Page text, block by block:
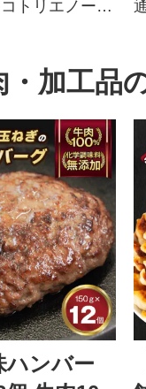
トリエノール
・加工品
ハンバー